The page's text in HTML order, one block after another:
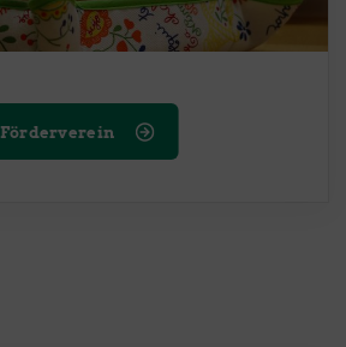
Förderverein